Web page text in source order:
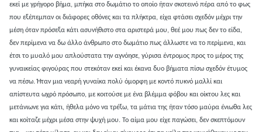
εκεί με γρήγορο βήμα, μπήκα στο δωμάτιο το οποίο ήταν σκοτεινό πέρα από το φως
που εξέπεμπαν οι διάφορες οθόνες και τα πλήκτρα, είχα φτάσει σχεδόν μέχρι την
μέση όταν πρόσεξα κάτι ασυνήθιστο στα αριστερά μου, θεέ μου πως δεν το είδα,
δεν περίμενα να δω άλλο άνθρωπο στο δωμάτιο πως άλλωστε να το περίμενα, και
έτσι το μυαλό μου απλούστατα την αγνόησε, γύρισα έντρομος προς το μέρος της
γυναικείας φιγούρας που στεκόταν εκεί και έκανα δυο βήματα πίσω σχεδόν έτυμος
να πέσω. Ήταν μια νεαρή γυναίκα πολύ όμορφη με κοντό πυκνό μαλλί και
απίστευτα ωχρό πρόσωπο, με κοιτούσε με ένα βλέμμα φόβου και οίκτου λες και
μετάνιωνε για κάτι, ήθελα μόνο να τρέξω, τα μάτια της ήταν τόσο μαύρα ένιωθα λες
και κοίταζε μέχρι μέσα στην ψυχή μου. Το αίμα μου είχε παγώσει, δεν σκεπτόμουν